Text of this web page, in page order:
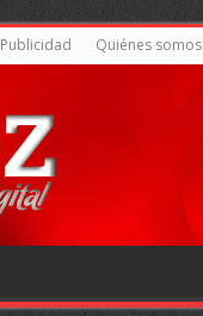
Publicidad Quiénes somos